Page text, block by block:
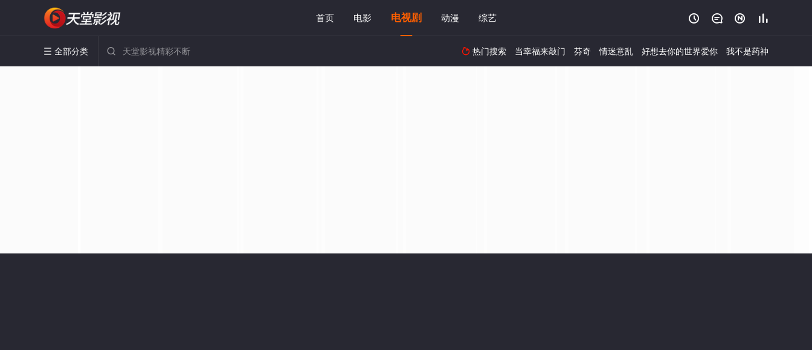
首页 电影 电视剧 动漫 综艺    
 全部分类   热门搜索 当幸福来敲门 芬奇 情迷意乱 好想去你的世界爱你 我不是药神